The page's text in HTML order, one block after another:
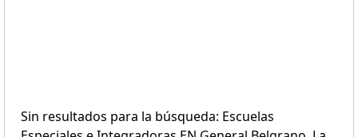
Sin resultados para la búsqueda: Escuelas